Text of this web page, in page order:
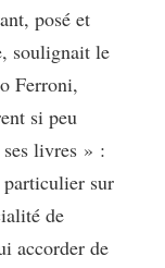
posé et
soulignait le
Ferroni,
si peu
livres » :
sur
de
accorder de